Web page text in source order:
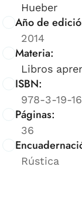
Hueber
Año de
2014
Materia:
Libros
ISBN:
978-3-19-
Páginas:
36
Rústica